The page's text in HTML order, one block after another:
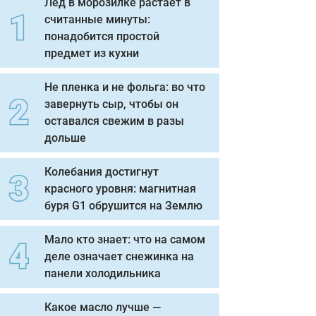
считанные минуты:
понадобится простой
предмет из кухни
Не пленка и не фольга: во что
завернуть сыр, чтобы он
оставался свежим в разы
дольше
Колебания достигнут
красного уровня: магнитная
буря G1 обрушится на Землю
Мало кто знает: что на самом
деле означает снежинка на
панели холодильника
Какое масло лучше —